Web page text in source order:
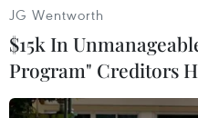
JG Wentworth
$15k In
Program" Creditors